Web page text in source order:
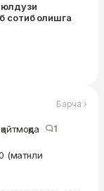
сотиб олишга
Барча ›
1
(матнли